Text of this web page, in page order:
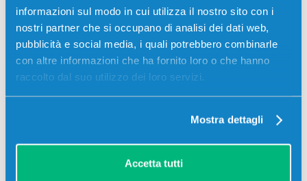
informazioni sul modo in cui utilizza il nostro sito con i
nostri partner che si occupano di analisi dei dati web,
pubblicità e social media, i quali potrebbero combinarle
con altre informazioni che ha fornito loro o che hanno
raccolto dal suo utilizzo dei loro servizi.
Mostra dettagli
Accetta tutti
4750DN, Minolta MAGICOLOR 4750EN